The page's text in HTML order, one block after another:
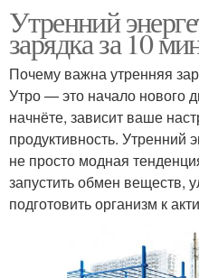
Утренний
зарядка за 10
Почему важна утренняя
Утро — это начало нового
начнёте, зависит ваше
продуктивность. Утренний
не просто модная
запустить обмен веществ,
подготовить организм к